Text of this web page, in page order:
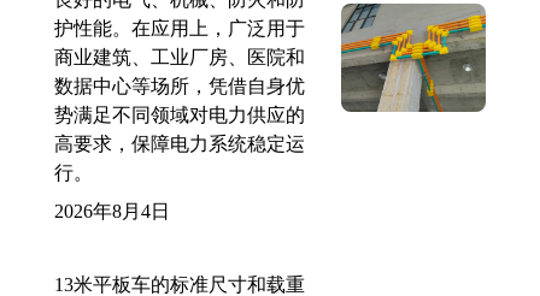
护性能。在应用上，广泛用于
商业建筑、工业厂房、医院和
数据中心等场所，凭借自身优
势满足不同领域对电力供应的
高要求，保障电力系统稳定运
行。
2026年8月4日
13米平板车的标准尺寸和载重